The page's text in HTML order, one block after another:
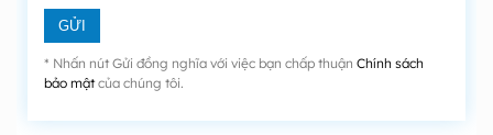
* Nhấn nút Gửi đồng nghĩa với việc bạn chấp thuận Chính sách
bảo mậtcủa chúng tôi.